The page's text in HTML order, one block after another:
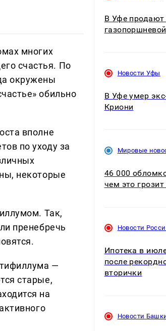
многих
счастья. По
окружены
обильно
вполне
по уходу за
некоторые
Так,
пренебречь
—
старые,
на
В Уфе
Новости Уфы
В Уфе умер
Криони
Мировые
46 000
чем это
Новости
Ипотека в
после
вторички
Новости